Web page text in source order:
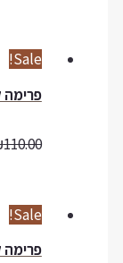
Sale!
פרימה קט
₪110.00
Sale!
פרימה קט